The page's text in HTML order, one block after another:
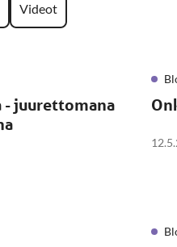
Videot
- juurettomana